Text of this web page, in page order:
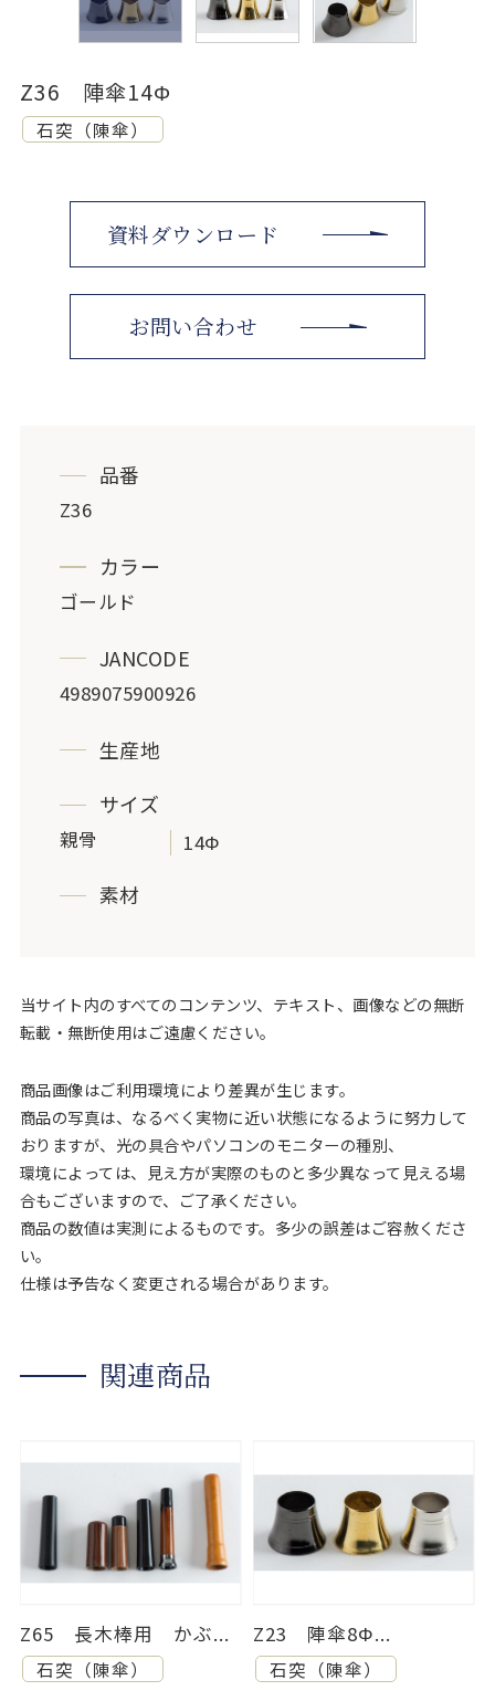
Z36 陣傘14Φ
石突（陳傘）
お問い合わせ
資料ダウンロード
品番
Z36
カラー
ゴールド
JANCODE
4989075900926
生産地
サイズ
親骨 14Φ
素材
当サイト内のすべてのコンテンツ、テキスト、画像などの無断
転載・無断使用はご遠慮ください。
商品画像はご利用環境により差異が生じます。
商品の写真は、なるべく実物に近い状態になるように努力して
おりますが、光の具合やパソコンのモニターの種別、
環境によっては、見え方が実際のものと多少異なって見える場
合もございますので、ご了承ください。
商品の数値は実測によるものです。多少の誤差はご容赦くださ
い。
仕様は予告なく変更される場合があります。
関連商品
Z65 長木棒用 かぶ...
石突（陳傘）
Z23 陣傘8Φ...
石突（陳傘）